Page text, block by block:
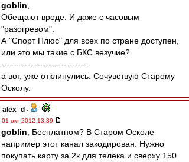
goblin
Обещают вроде. И даже с часовым
"разогревом".
А "Спорт Плюс" для всех по стране доступен,
или это мы такие с БКС везучие?
-----------------------------
а вот, уже отклинулись. Сочувствую Старому
Осколу.
alex_d -
01 окт 2012 13:39
goblin , Бесплатном? В Старом Осколе
например этот канал закодирован. Нужно
покупать карту за 2к для телека и сверху 150